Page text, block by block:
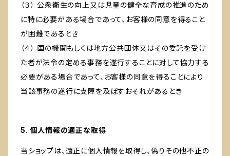
（３） 公衆衛生の向上又は児童の健全な育成の推進のため
に特に必要がある場合であって、お客様の同意を得ること
が困難であるとき
（４） 国の機関もしくは地方公共団体又はその委託を受け
た者が法令の定める事務を遂行することに対して協力する
必要がある場合であって、お客様の同意を得ることにより
当該事務の遂行に支障を及ぼすおそれがあるとき
5. 個人情報の適正な取得
当ショップは、適正に個人情報を取得し、偽りその他不正の